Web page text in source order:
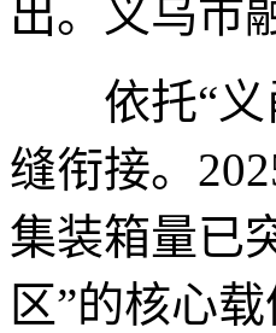
出。义乌市
依托“义甬
缝衔接。
集装箱量已
区”的核心